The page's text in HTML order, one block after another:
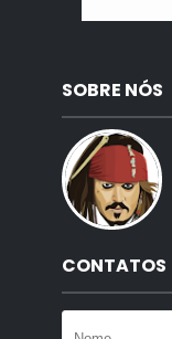
SOBRE NÓS
CONTATOS